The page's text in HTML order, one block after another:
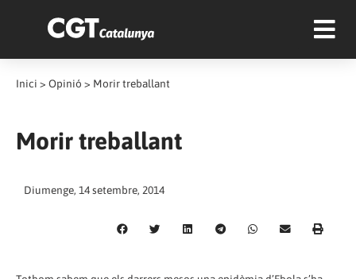
Inici > Opinió > Morir treballant
Morir treballant
Diumenge, 14 setembre, 2014